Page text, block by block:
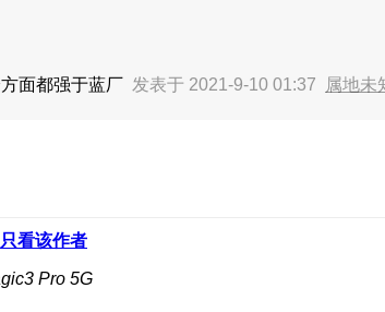
面都强于蓝厂 发表于 2021-9-10 01:37 属地未
只看该作者
Pro 5G